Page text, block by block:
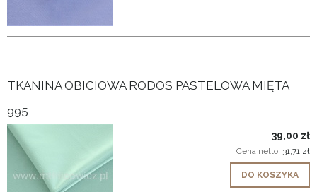
TKANINA OBICIOWA RODOS PASTELOWA MIĘTA
995
39,00 zł
Cena netto: 31,71 zł
DO KOSZYKA